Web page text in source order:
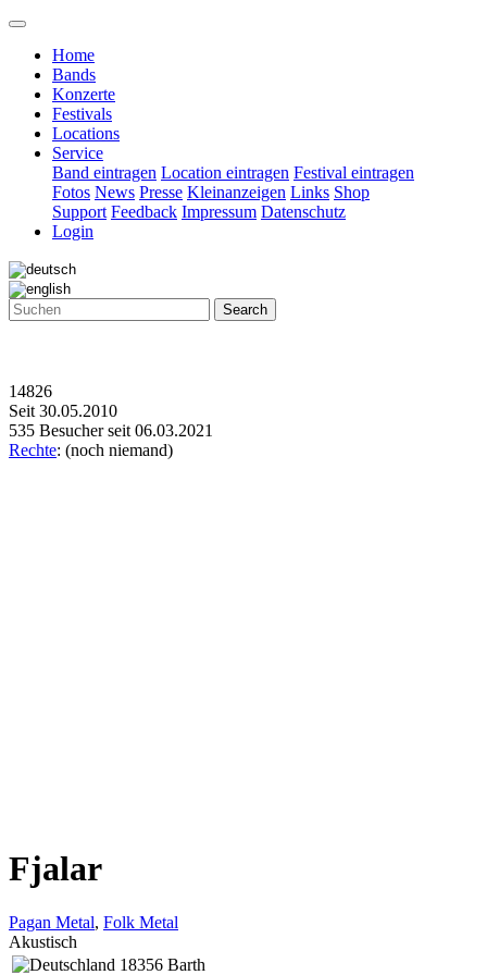
Home
Bands
Konzerte
Festivals
Locations
Service
Band eintragen Location eintragen Festival eintragen
Fotos News Presse Kleinanzeigen Links Shop
Support Feedback Impressum Datenschutz
Login
Search
14826
Seit 30.05.2010
535 Besucher seit 06.03.2021
Rechte: (noch niemand)
Fjalar
Pagan Metal, Folk Metal
Akustisch
18356 Barth